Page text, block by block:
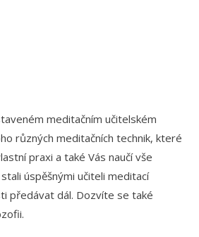
meditačním učitelském
různých meditačních technik, které
praxi a také Vás naučí vše
úspěšnými učiteli meditací
předávat dál. Dozvíte se také